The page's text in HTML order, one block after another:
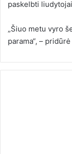
paskelbti
„Šiuo metu vyro
parama“, –